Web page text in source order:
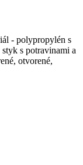
- polypropylén s
s potravinami a
otvorené,